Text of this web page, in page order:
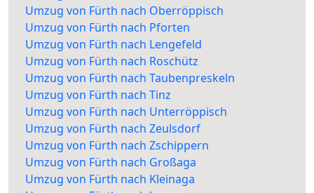
Umzug von Fürth nach Oberröppisch
Umzug von Fürth nach Pforten
Umzug von Fürth nach Lengefeld
Umzug von Fürth nach Roschütz
Umzug von Fürth nach Taubenpreskeln
Umzug von Fürth nach Tinz
Umzug von Fürth nach Unterröppisch
Umzug von Fürth nach Zeulsdorf
Umzug von Fürth nach Zschippern
Umzug von Fürth nach Großaga
Umzug von Fürth nach Kleinaga